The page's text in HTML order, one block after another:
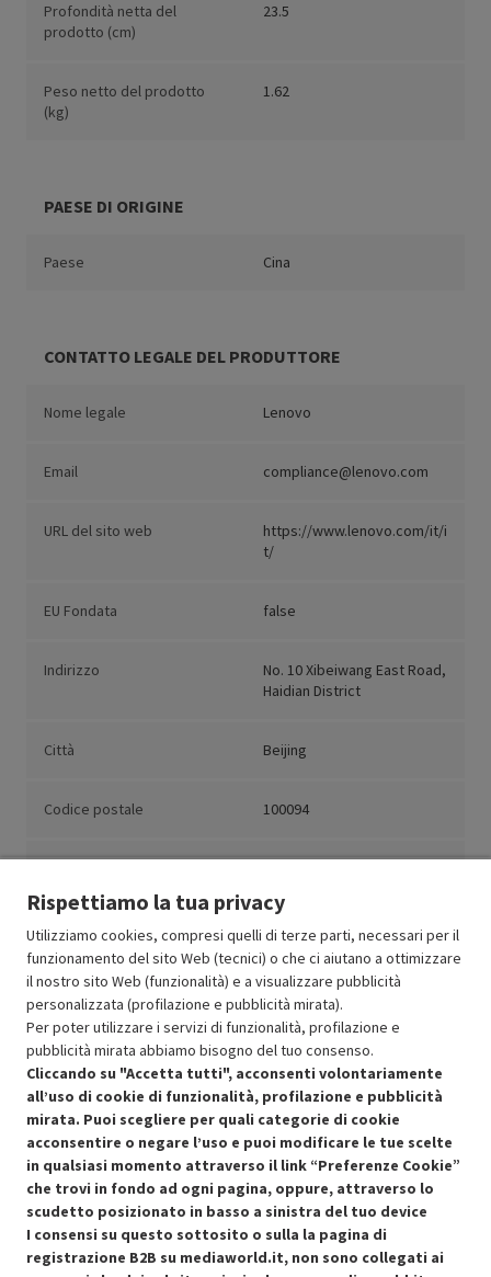
Profondità netta del
prodotto (cm)
23.5
Peso netto del prodotto
(kg)
1.62
PAESE DI ORIGINE
Paese Cina
CONTATTO LEGALE DEL PRODUTTORE
Nome legale Lenovo
Email compliance@lenovo.com
URL del sito web
https://www.lenovo.com/it/i
t/
EU Fondata false
Indirizzo
No. 10 Xibeiwang East Road,
Haidian District
Città Beijing
Codice postale 100094
Resi e garanzie
Stato prodotti
Condizioni generali di vendita Recedere dal contratto qui
Rispettiamo la tua privacy
Utilizziamo cookies, compresi quelli di terze parti, necessari per il
funzionamento del sito Web (tecnici) o che ci aiutano a ottimizzare
il nostro sito Web (funzionalità) e a visualizzare pubblicità
personalizzata (profilazione e pubblicità mirata).
Per poter utilizzare i servizi di funzionalità, profilazione e
pubblicità mirata abbiamo bisogno del tuo consenso.
Cliccando su "Accetta tutti", acconsenti volontariamente
all’uso di cookie di funzionalità, profilazione e pubblicità
mirata. Puoi scegliere per quali categorie di cookie
acconsentire o negare l’uso e puoi modificare le tue scelte
in qualsiasi momento attraverso il link “Preferenze Cookie”
che trovi in fondo ad ogni pagina, oppure, attraverso lo
scudetto posizionato in basso a sinistra del tuo device
I consensi su questo sottosito o sulla la pagina di
registrazione B2B su mediaworld.it, non sono collegati ai